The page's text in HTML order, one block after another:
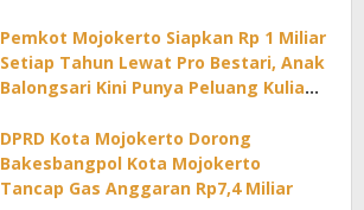
Pemkot Mojokerto Siapkan Rp 1 Miliar
Setiap Tahun Lewat Pro Bestari, Anak
Balongsari Kini Punya Peluang Kuliah
DPRD Kota Mojokerto Dorong
Bakesbangpol Kota Mojokerto
Tancap Gas Anggaran Rp7,4 Miliar